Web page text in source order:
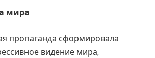
мира
пропаганда сформировала
видение мира,